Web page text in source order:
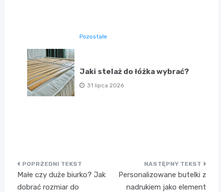
Pozostałe
Jaki stelaż do łóżka wybrać?
31 lipca 2026
Nawigacja
wpisu
Małe czy duże biurko? Jak
dobrać rozmiar do
Personalizowane butelki z
nadrukiem jako element